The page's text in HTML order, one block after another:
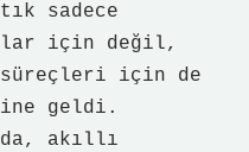
sadece
için değil,
süreçleri için de
geldi.
akıllı